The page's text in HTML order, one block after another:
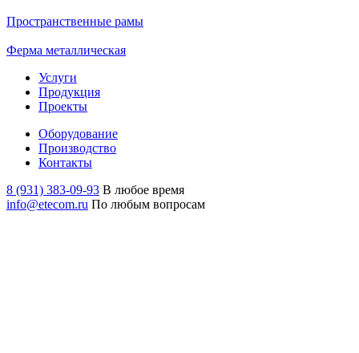
Пространственные рамы
Ферма металлическая
Услуги
Продукция
Проекты
Оборудование
Производство
Контакты
8 (931) 383-09-93 В любое время
info@etecom.ru По любым вопросам